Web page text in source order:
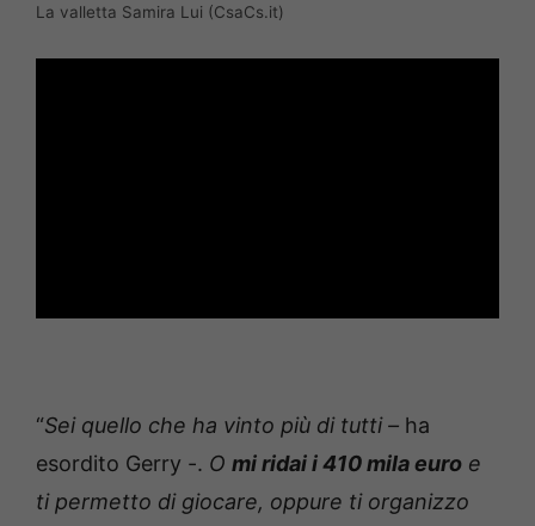
La valletta Samira Lui (CsaCs.it)
“Sei quello che ha vinto più di tutti – ha
esordito Gerry -. O mi ridai i 410 mila euro e
ti permetto di giocare, oppure ti organizzo